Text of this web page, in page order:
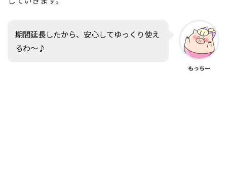
期間延長したから、安心してゆっくり使え
るわ〜♪
もっちー